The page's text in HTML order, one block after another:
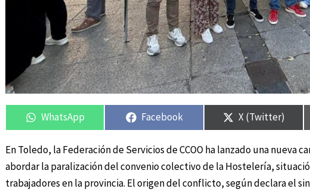
Compartir
en
WhatsApp
Compartir
en
Facebook
Compartir
en
X (Twitter)
En Toledo, la Federación de Servicios de CCOO ha lanzado una nueva
abordar la paralización del convenio colectivo de la Hostelería,
trabajadores en la provincia. El origen del conflicto, según declara el
Compartir
en
Compartir
en
Compartir
en